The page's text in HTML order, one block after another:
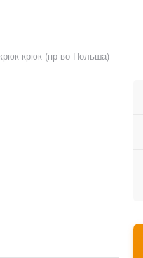
крюк (пр-во Польша)